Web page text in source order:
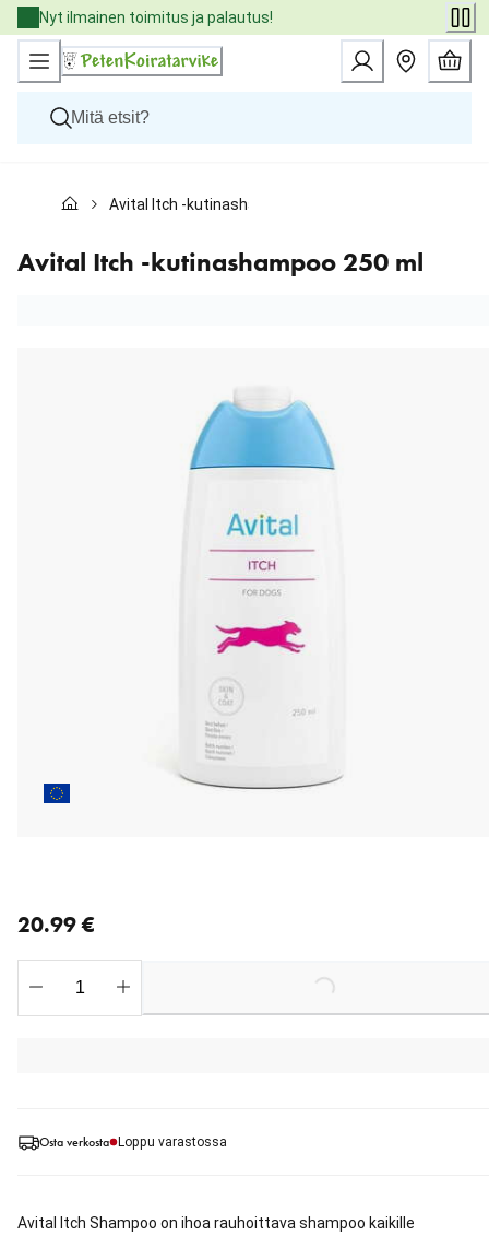
Skip
to
Content
Nyt ilmainen toimitus ja palautus!
Kissat
Eläinlääkäriruoat
Tuotemerkit
Avital Itch -kutinashampoo 250 ml
Avital Itch -kutinashampoo 250 ml
Osta verkosta Loppu varastossa
Avital Itch Shampoo on ihoa rauhoittava shampoo kaikille
20.99 €
Loading...